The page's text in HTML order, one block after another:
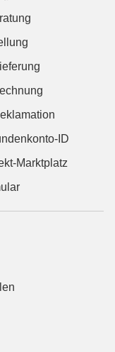
ID
Marktplatz